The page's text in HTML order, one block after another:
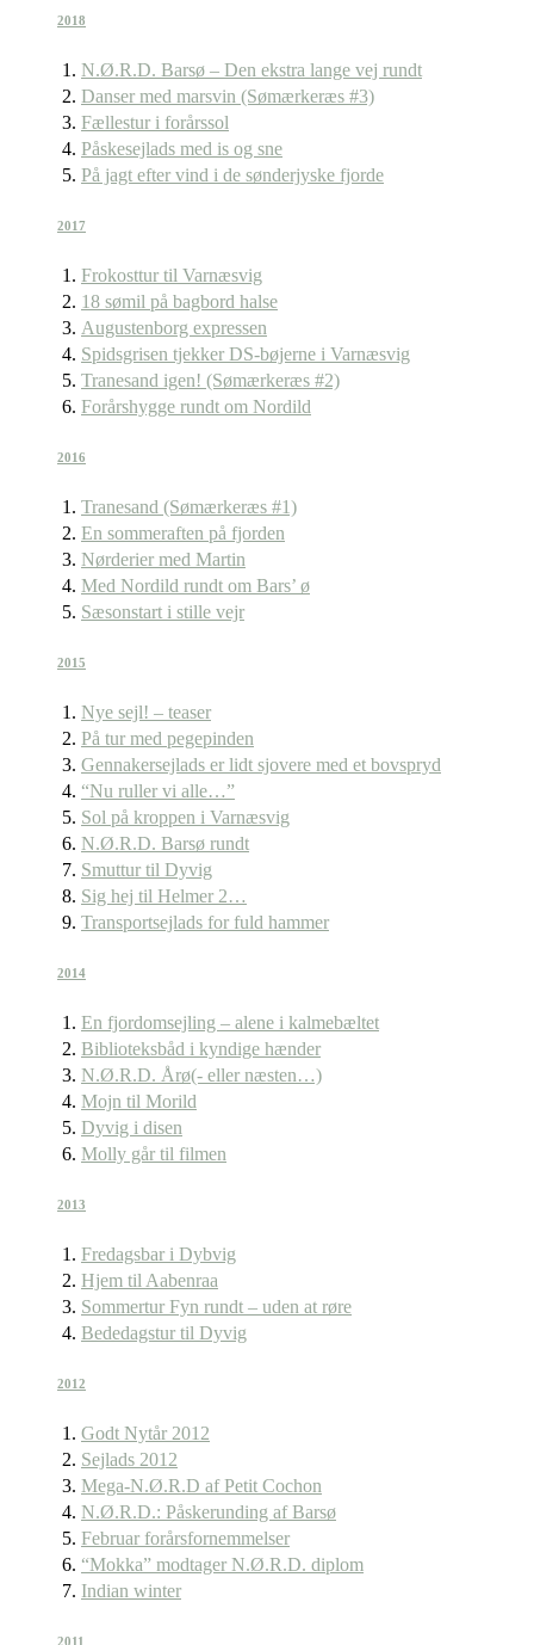
2018
N.Ø.R.D. Barsø – Den ekstra lange vej rundt
Danser med marsvin (Sømærkeræs #3)
Fællestur i forårssol
Påskesejlads med is og sne
På jagt efter vind i de sønderjyske fjorde
2017
Frokosttur til Varnæsvig
18 sømil på bagbord halse
Augustenborg expressen
Spidsgrisen tjekker DS-bøjerne i Varnæsvig
Tranesand igen! (Sømærkeræs #2)
Forårshygge rundt om Nordild
2016
Tranesand (Sømærkeræs #1)
En sommeraften på fjorden
Nørderier med Martin
Med Nordild rundt om Bars’ ø
Sæsonstart i stille vejr
2015
Nye sejl! – teaser
På tur med pegepinden
Gennakersejlads er lidt sjovere med et bovspryd
“Nu ruller vi alle…”
Sol på kroppen i Varnæsvig
N.Ø.R.D. Barsø rundt
Smuttur til Dyvig
Sig hej til Helmer 2…
Transportsejlads for fuld hammer
2014
En fjordomsejling – alene i kalmebæltet
Biblioteksbåd i kyndige hænder
N.Ø.R.D. Årø(- eller næsten…)
Mojn til Morild
Dyvig i disen
Molly går til filmen
2013
Fredagsbar i Dybvig
Hjem til Aabenraa
Sommertur Fyn rundt – uden at røre
Bededagstur til Dyvig
2012
Godt Nytår 2012
Sejlads 2012
Mega-N.Ø.R.D af Petit Cochon
N.Ø.R.D.: Påskerunding af Barsø
Februar forårsfornemmelser
“Mokka” modtager N.Ø.R.D. diplom
Indian winter
2011